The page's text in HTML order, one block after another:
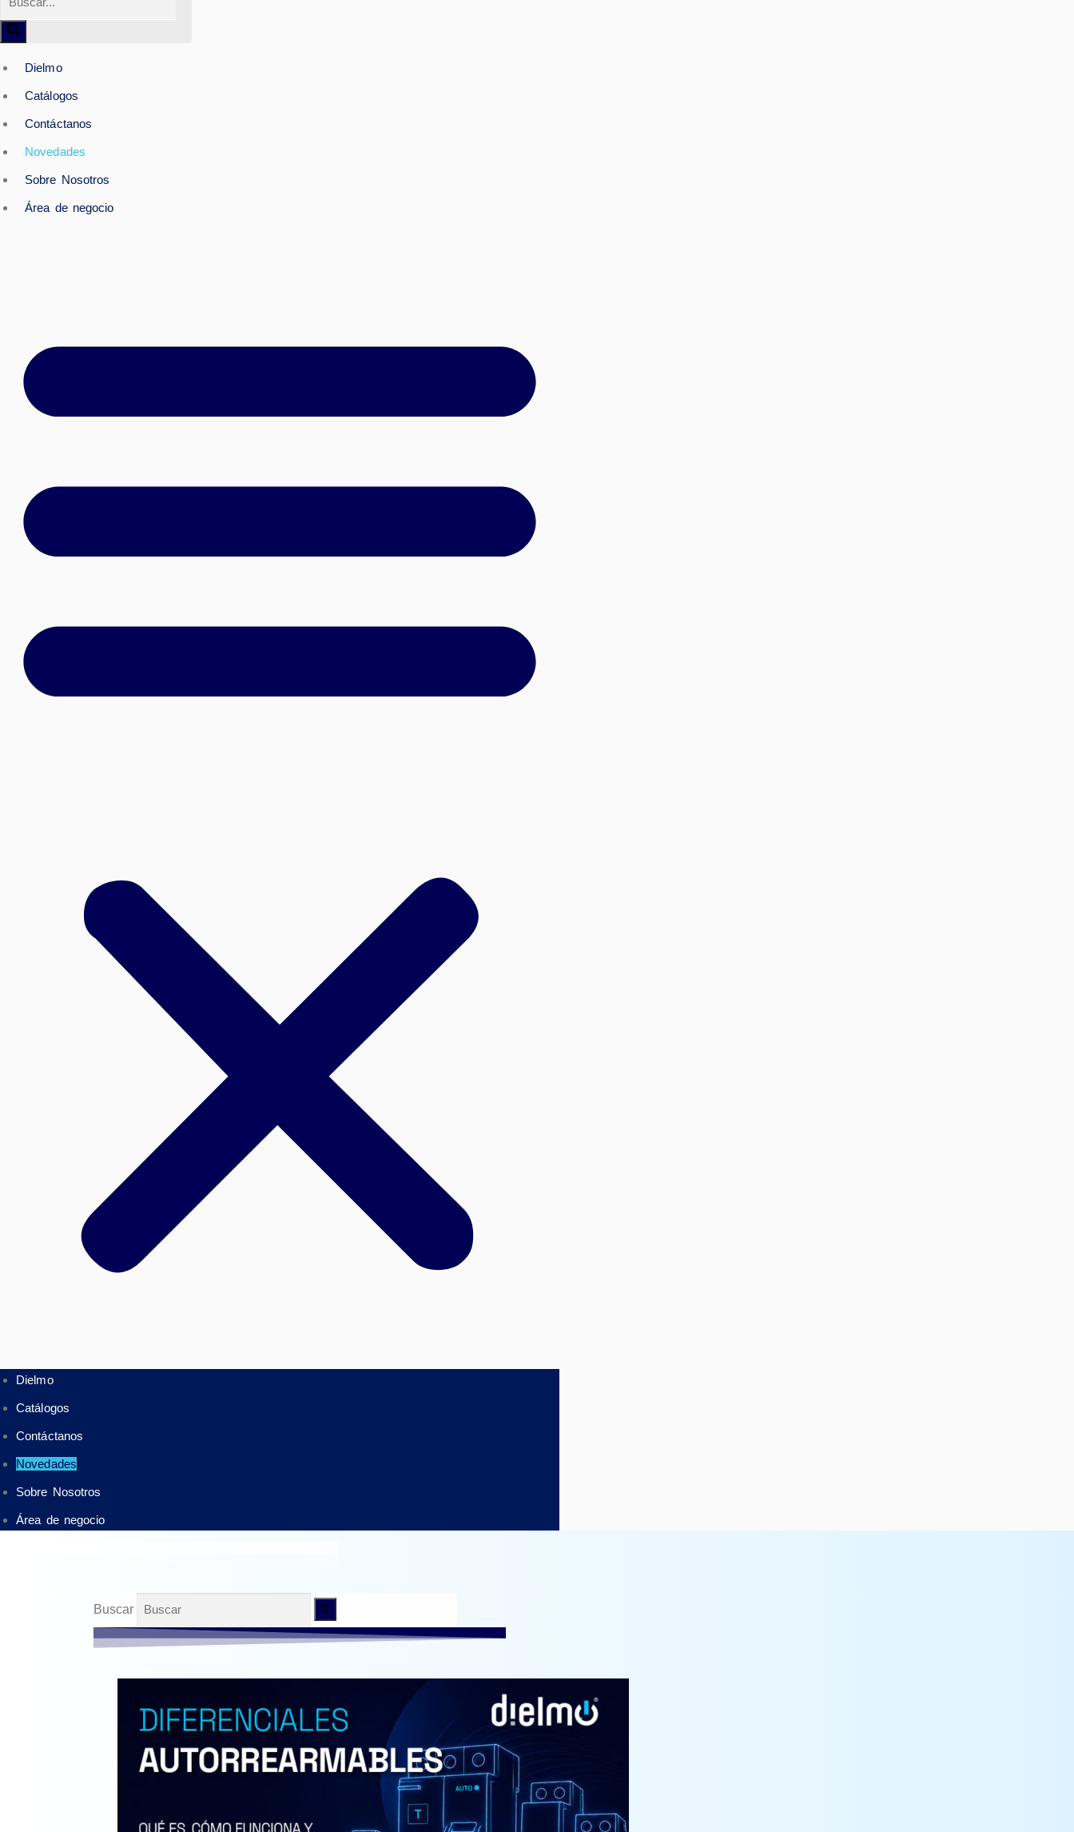
Dielmo
Catálogos
Contáctanos
Novedades
Sobre Nosotros
Área de negocio
Dielmo
Catálogos
Contáctanos
Novedades
Sobre Nosotros
Área de negocio
Buscar